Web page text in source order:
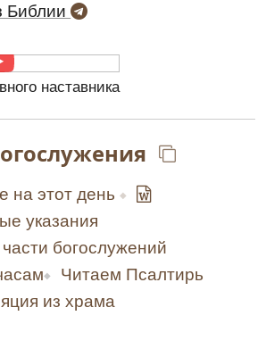
Библии
наставника
на этот день
указания
богослужений
Читаем Псалтирь
из храма